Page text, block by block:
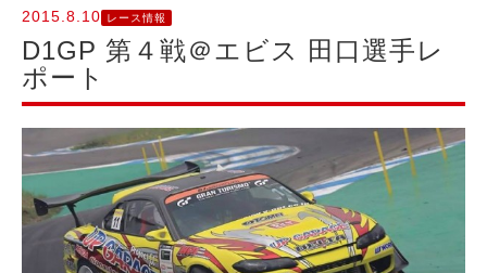
2015.8.10 レース情報
D1GP 第４戦＠エビス 田口選手レ
ポート